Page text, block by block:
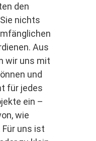
den
nichts
Aus
wir uns mit
und
für jedes
ein –
wie
uns ist